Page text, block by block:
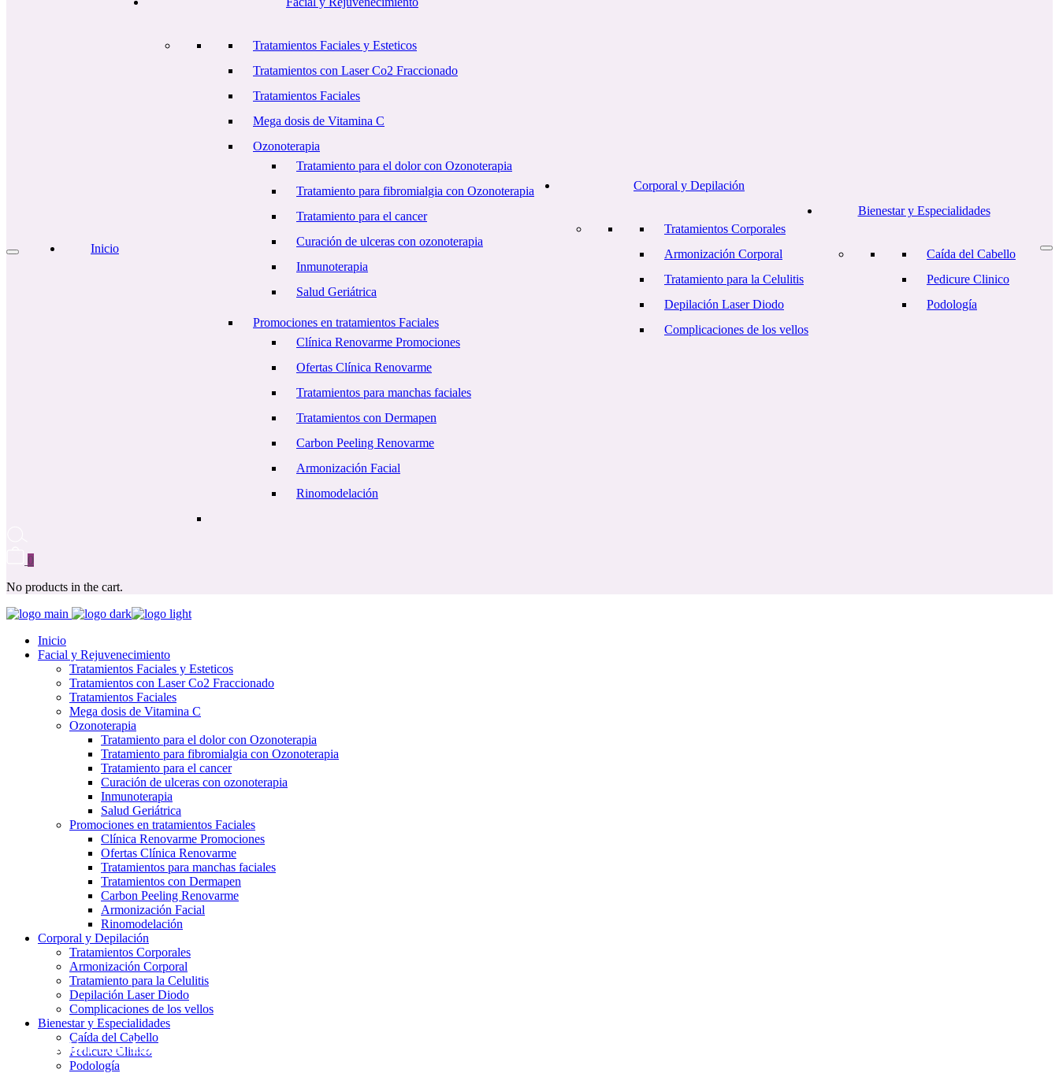
Inicio
Tratamientos Faciales y Esteticos
Tratamientos con Laser Co2 Fraccionado
Tratamientos Faciales
Mega dosis de Vitamina C
Ozonoterapia
Tratamiento para el dolor con Ozonoterapia
Tratamiento para fibromialgia con Ozonoterapia
Tratamiento para el cancer
Curación de ulceras con ozonoterapia
Inmunoterapia
Salud Geriátrica
Promociones en tratamientos Faciales
Clínica Renovarme Promociones
Ofertas Clínica Renovarme
Tratamientos para manchas faciales
Tratamientos con Dermapen
Carbon Peeling Renovarme
Armonización Facial
Rinomodelación
Corporal y Depilación
Tratamientos Corporales
Armonización Corporal
Tratamiento para la Celulitis
Depilación Laser Diodo
Complicaciones de los vellos
Bienestar y Especialidades
Caída del Cabello
Pedicure Clinico
Podología
0
No products in the cart.
Inicio
Facial y Rejuvenecimiento
Tratamientos Faciales y Esteticos
Tratamientos con Laser Co2 Fraccionado
Tratamientos Faciales
Mega dosis de Vitamina C
Ozonoterapia
Tratamiento para el dolor con Ozonoterapia
Tratamiento para fibromialgia con Ozonoterapia
Tratamiento para el cancer
Curación de ulceras con ozonoterapia
Inmunoterapia
Salud Geriátrica
Promociones en tratamientos Faciales
Clínica Renovarme Promociones
Ofertas Clínica Renovarme
Tratamientos para manchas faciales
Tratamientos con Dermapen
Carbon Peeling Renovarme
Armonización Facial
Rinomodelación
Corporal y Depilación
Tratamientos Corporales
Armonización Corporal
Tratamiento para la Celulitis
Depilación Laser Diodo
Complicaciones de los vellos
Bienestar y Especialidades
Caída del Cabello
Pedicure Clinico
Podología
Depilación con Laser Diodo